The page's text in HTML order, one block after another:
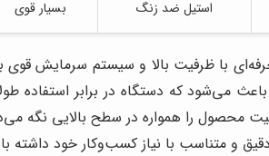
استیل ضد زنگ بسیار قوی
با ظرفیت بالا و سیستم سرمایش قوی
می‌شود که دستگاه در برابر استفاده
محصول را همواره در سطح بالایی نگه
و متناسب با نیاز کسب‌وکار خود داشته